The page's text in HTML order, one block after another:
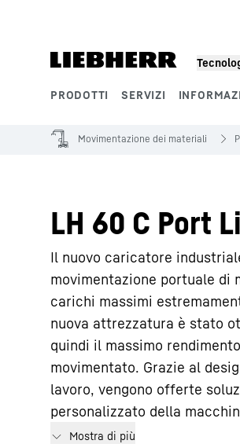
PRODOTTI SERVIZI
Movimentazione dei materiali
LH 60 C Port
Il nuovo caricatore
movimentazione portuale
carichi massimi
nuova attrezzatura è stato
quindi il massimo
movimentato. Grazie al
lavoro, vengono offerte
personalizzato della
Mostra di più